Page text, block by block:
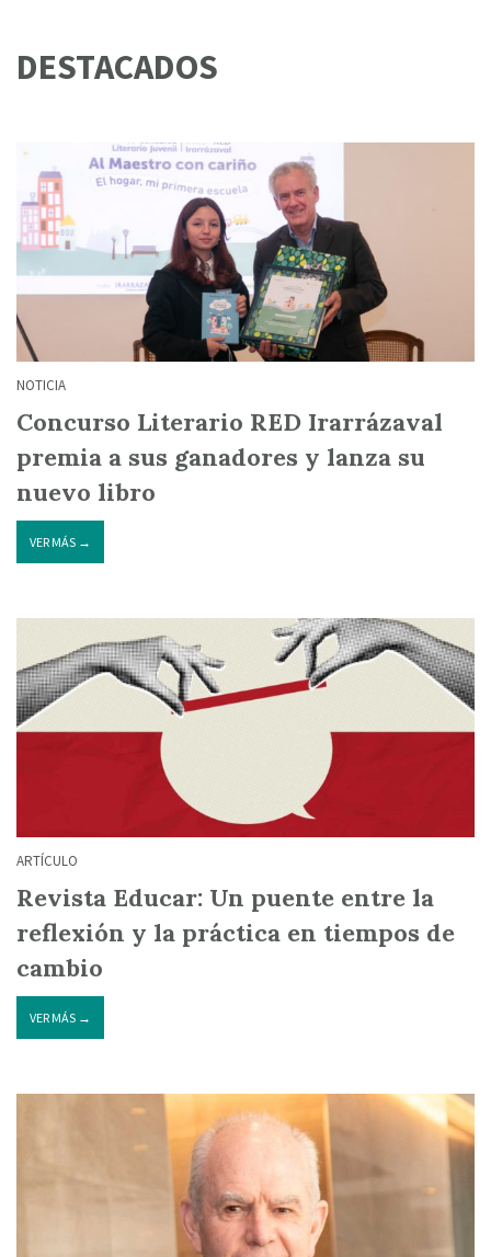
DESTACADOS
NOTICIA
Concurso Literario RED Irarrázaval
premia a sus ganadores y lanza su
nuevo libro
VER MÁS →
ARTÍCULO
Revista Educar: Un puente entre la
reflexión y la práctica en tiempos de
cambio
VER MÁS →